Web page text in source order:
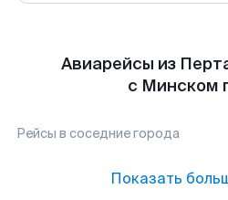
Авиарейсы из
с Минском
Рейсы в соседние города
Показать